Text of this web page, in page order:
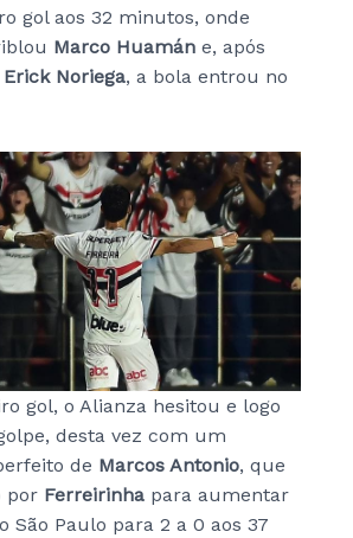
gol aos 32 minutos, onde
Marco Huamán e, após
Erick Noriega, a bola entrou no
gol, o Alianza hesitou e logo
desta vez com um
de Marcos Antonio, que
por Ferreirinha para aumentar
São Paulo para 2 a 0 aos 37